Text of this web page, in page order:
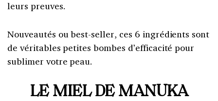
leurs preuves.
Nouveautés ou best-seller, ces 6 ingrédients sont
de véritables petites bombes d’efficacité pour
sublimer votre peau.
LE MIEL DE MANUKA